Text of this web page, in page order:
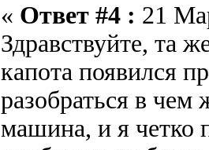
« Ответ #4 : 21
Здравствуйте, та
капота появился
разобраться в чем
машина, и я четко